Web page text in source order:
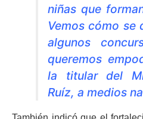
niñas que
Vemos cómo se
algunos
queremos
la titular del
Ruíz, a medios